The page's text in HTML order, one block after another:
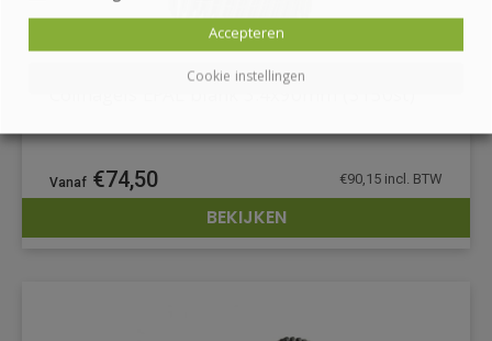
DETAILS
€74,50 €90,15 incl. BTW
BEKIJKEN
Cookie instellingen
Accepteren